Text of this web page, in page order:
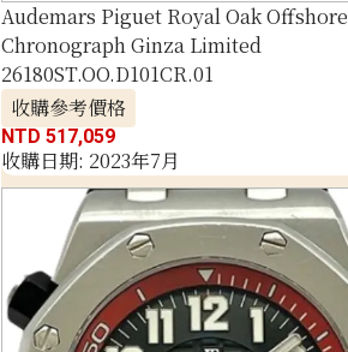
Audemars Piguet Royal Oak Offshore
Chronograph Ginza Limited
26180ST.OO.D101CR.01
收購參考價格
NTD 517,059
收購日期: 2023年7月